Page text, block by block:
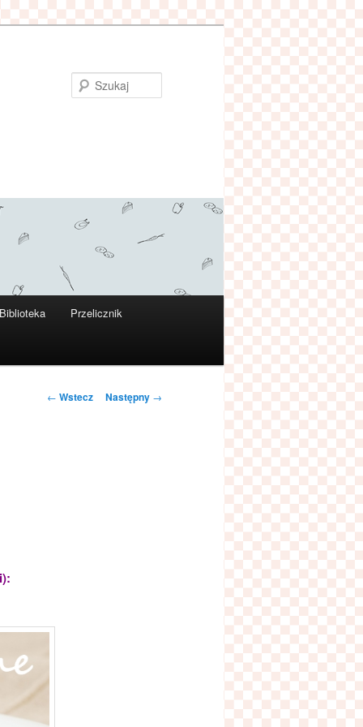
Przelicznik
Zobacz
← Wstecz Następny →